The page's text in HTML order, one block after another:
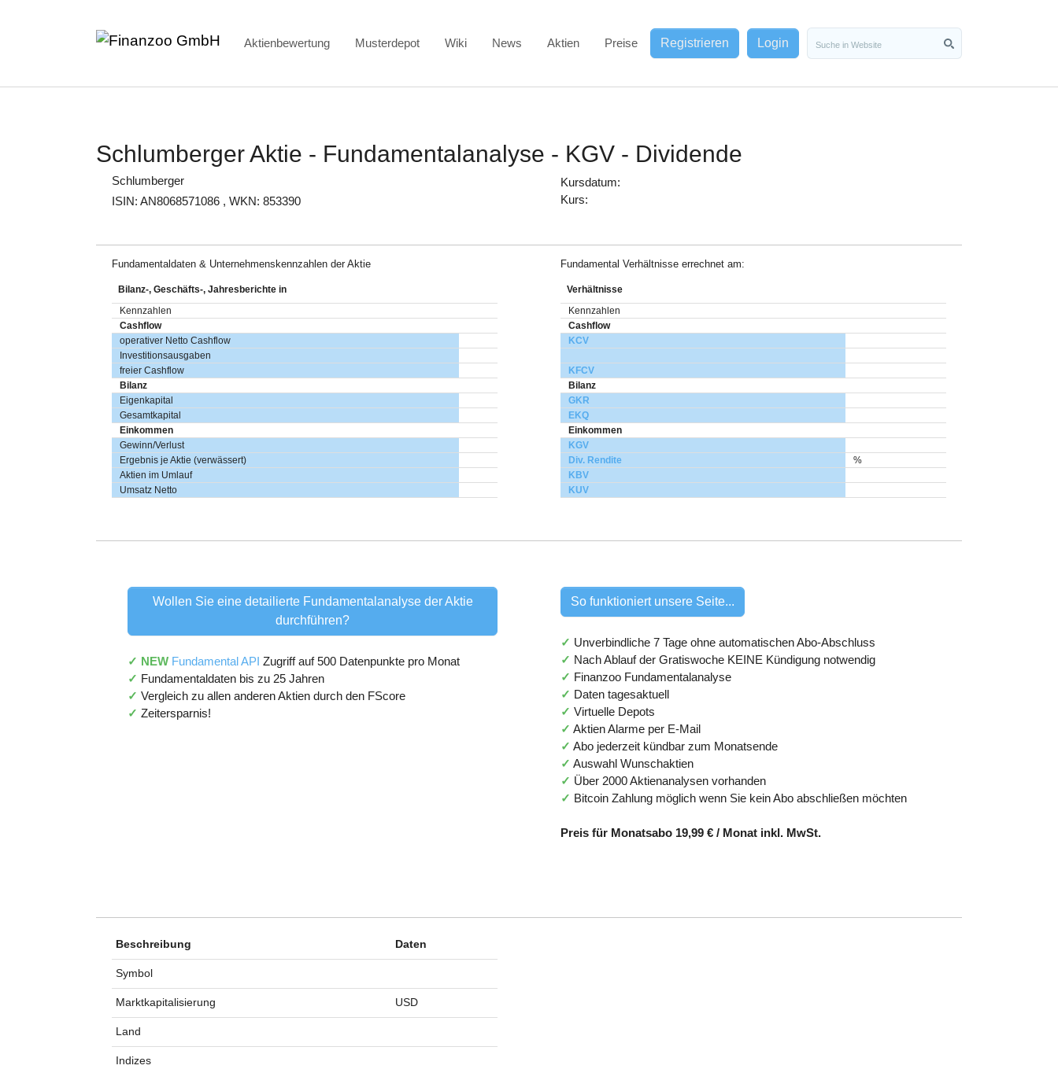
Aktienbewertung Musterdepot Wiki News Aktien Preise Registrieren Login
Schlumberger Aktie - Fundamentalanalyse - KGV - Dividende
Schlumberger
ISIN: AN8068571086 , WKN: 853390
Kursdatum:
Kurs:
Fundamentaldaten & Unternehmenskennzahlen der Aktie
Bilanz-, Geschäfts-, Jahresberichte in
Kennzahlen
Cashflow
operativer Netto Cashflow
Investitionsausgaben
freier Cashflow
Bilanz
Eigenkapital
Gesamtkapital
Einkommen
Gewinn/Verlust
Ergebnis je Aktie (verwässert)
Aktien im Umlauf
Umsatz Netto
Fundamental Verhältnisse errechnet am:
Verhältnisse
Kennzahlen
Cashflow
KCV
KFCV
Bilanz
GKR
EKQ
Einkommen
KGV
Div. Rendite
%
KBV
KUV
Wollen Sie eine detailierte Fundamentalanalyse der Aktie
durchführen?
✓ NEW Fundamental API Zugriff auf 500 Datenpunkte pro Monat
✓ Fundamentaldaten bis zu 25 Jahren
✓ Vergleich zu allen anderen Aktien durch den FScore
✓ Zeitersparnis!
So funktioniert unsere Seite...
✓ Unverbindliche 7 Tage ohne automatischen Abo-Abschluss
✓ Nach Ablauf der Gratiswoche KEINE Kündigung notwendig
✓ Finanzoo Fundamentalanalyse
✓ Daten tagesaktuell
✓ Virtuelle Depots
✓ Aktien Alarme per E-Mail
✓ Abo jederzeit kündbar zum Monatsende
✓ Auswahl Wunschaktien
✓ Über 2000 Aktienanalysen vorhanden
✓ Bitcoin Zahlung möglich wenn Sie kein Abo abschließen möchten
Preis für Monatsabo 19,99 € / Monat inkl. MwSt.
Beschreibung Daten
Symbol
Marktkapitalisierung USD
Land
Indizes